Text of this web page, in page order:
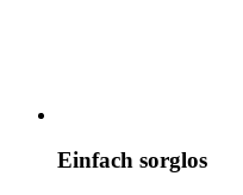
Einfach sorglos